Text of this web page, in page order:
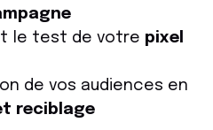
le test de votre pixel
de vos audiences en
reciblage